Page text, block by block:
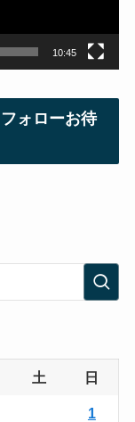
10:45
ォローお待
土 日
1